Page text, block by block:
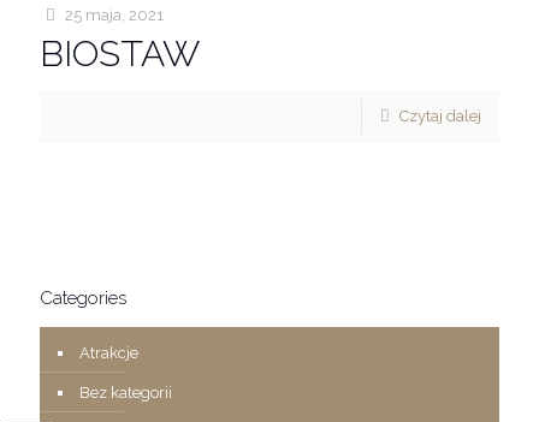
25 maja, 2021
BIOSTAW
Czytaj dalej
Categories
Atrakcje
Bez kategorii